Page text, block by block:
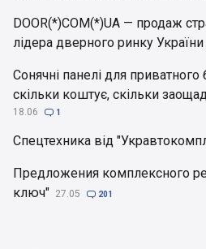
DOOR(*)COM(*)UA — продаж
лідера дверного ринку України
Сонячні панелі для
скільки коштує, скільки
18.06  1
Спецтехника від
Предложения комплексного
ключ" 27.05  201